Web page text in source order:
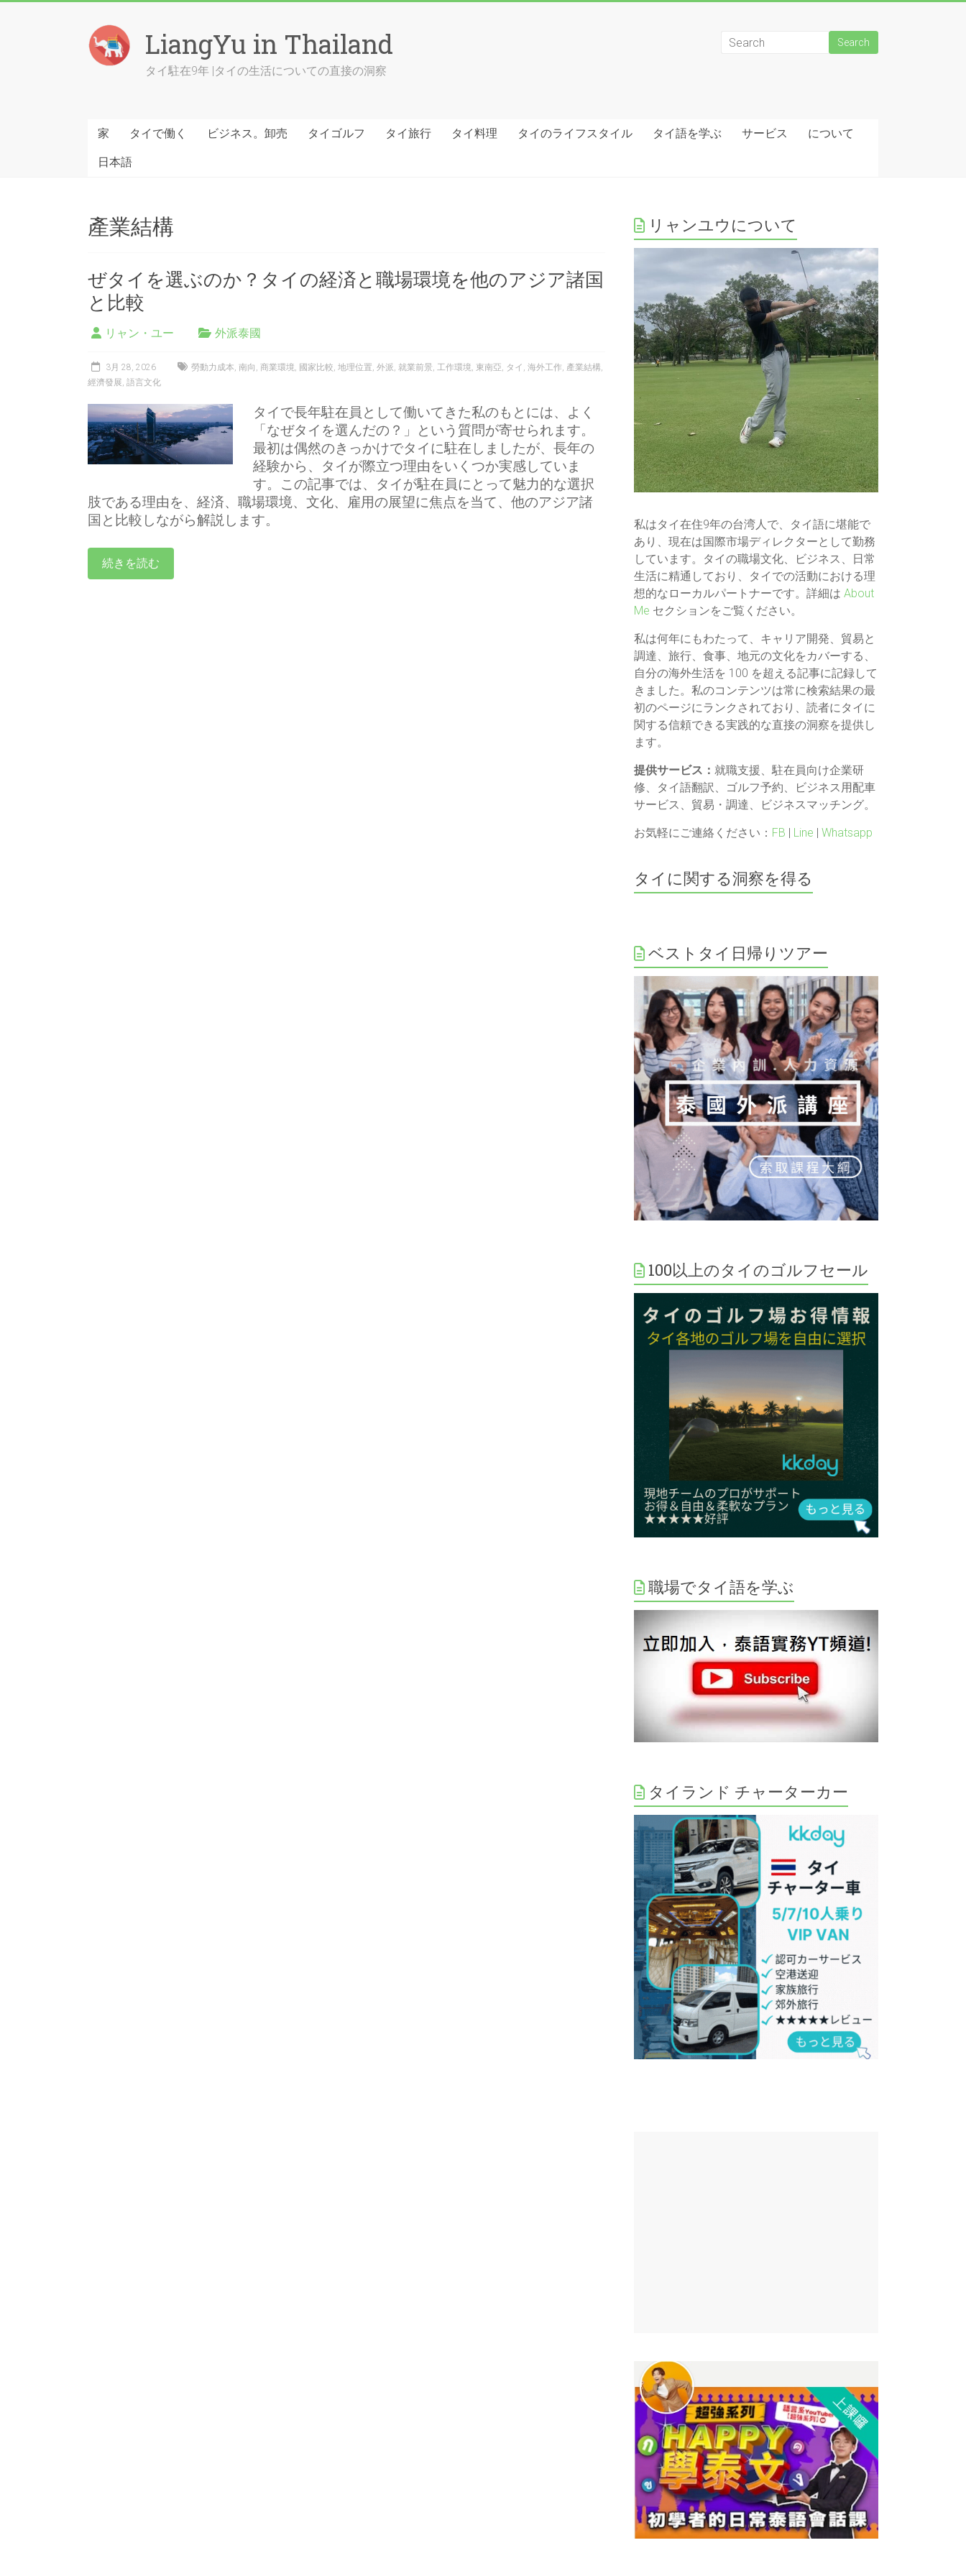
LiangYu in Thailand
タイ駐在9年 |タイの生活についての直接の洞察
家 タイで働く ビジネス。卸売 タイゴルフ タイ旅行 タイ料理 タイのライフスタイル タイ語を学ぶ サービス について
日本語
產業結構
ぜタイを選ぶのか？タイの経済と職場環境を他のアジア諸国
と比較
リャン・ユー 外派泰國
3月 28, 2026 勞動力成本, 南向 , 商業環境, 國家比較, 地理位置, 外派, 就業前景, 工作環境, 東南亞, タイ , 海外工作, 產業結構,
經濟發展, 語言文化
タイで長年駐在員として働いてきた私のもとには、よく
「なぜタイを選んだの？」という質問が寄せられます。
最初は偶然のきっかけでタイに駐在しましたが、長年の
経験から、タイが際立つ理由をいくつか実感していま
す。この記事では、タイが駐在員にとって魅力的な選択
肢である理由を、経済、職場環境、文化、雇用の展望に焦点を当て、他のアジア諸
国と比較しながら解説します。
続きを読む
リャンユウについて
私はタイ在住9年の台湾人で、タイ語に堪能で
あり、現在は国際市場ディレクターとして勤務
しています。タイの職場文化、ビジネス、日常
生活に精通しており、タイでの活動における理
想的なローカルパートナーです。詳細はAbout
Me セクションをご覧ください。
私は何年にもわたって、キャリア開発、貿易と
調達、旅行、食事、地元の文化をカバーする、
自分の海外生活を 100 を超える記事に記録して
きました。私のコンテンツは常に検索結果の最
初のページにランクされており、読者にタイに
関する信頼できる実践的な直接の洞察を提供し
ます。
提供サービス：就職支援、駐在員向け企業研
修、タイ語翻訳、ゴルフ予約、ビジネス用配車
サービス、貿易・調達、ビジネスマッチング。
お気軽にご連絡ください： FB | Line |Whatsapp
タイに関する洞察を得る
ベストタイ日帰りツアー
100以上のタイのゴルフセール
職場でタイ語を学ぶ
タイランド チャーターカー